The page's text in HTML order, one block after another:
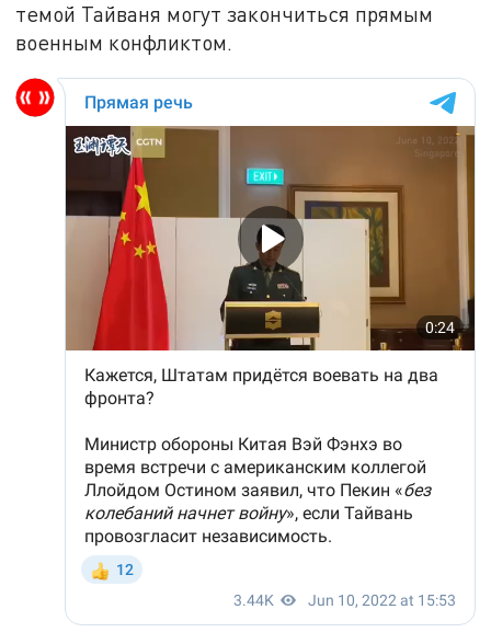
темой Тайваня могут закончиться прямым
военным конфликтом.